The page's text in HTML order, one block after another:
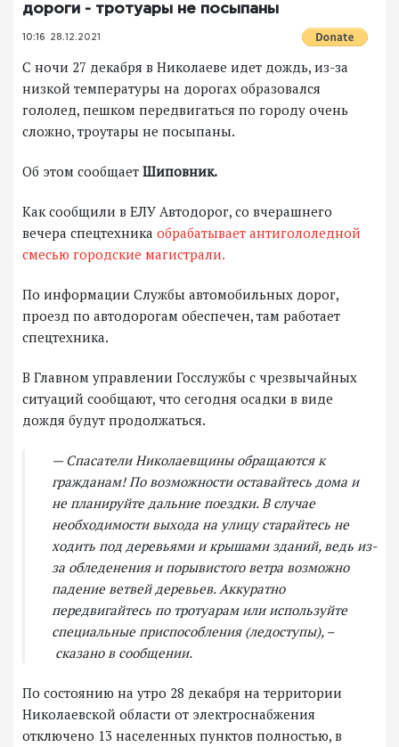
дороги - тротуары не посыпаны
10:16 28.12.2021
С ночи 27 декабря в Николаеве идет дождь, из-за
низкой температуры на дорогах образовался
гололед, пешком передвигаться по городу очень
сложно, троутары не посыпаны.
Об этом сообщает Шиповник.
Как сообщили в ЕЛУ Автодорог, со вчерашнего
вечера спецтехника обрабатывает антигололедной
смесью городские магистрали.
По информации Службы автомобильных дорог,
проезд по автодорогам обеспечен, там работает
спецтехника.
В Главном управлении Госслужбы с чрезвычайных
ситуаций сообщают, что сегодня осадки в виде
дождя будут продолжаться.
— Спасатели Николаевщины обращаются к
гражданам! По возможности оставайтесь дома и
не планируйте дальние поездки. В случае
необходимости выхода на улицу старайтесь не
ходить под деревьями и крышами зданий, ведь из-
за обледенения и порывистого ветра возможно
падение ветвей деревьев. Аккуратно
передвигайтесь по тротуарам или используйте
специальные приспособления (ледоступы), –
сказано в сообщении.
По состоянию на утро 28 декабря на территории
Николаевской области от электроснабжения
отключено 13 населенных пунктов полностью, в